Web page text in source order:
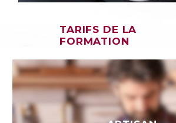
TARIFS DE LA
FORMATION